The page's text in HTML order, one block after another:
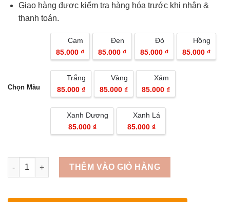
Giao hàng được kiểm tra hàng hóa trước khi nhận &
thanh toán.
Chọn Màu
Cam
85.000 ₫
Đen
85.000 ₫
Đỏ
85.000 ₫
Hồng
85.000 ₫
Trắng
85.000 ₫
Vàng
85.000 ₫
Xám
85.000 ₫
Xanh Dương
85.000 ₫
Xanh Lá
85.000 ₫
Quantity
THÊM VÀO GIỎ HÀNG